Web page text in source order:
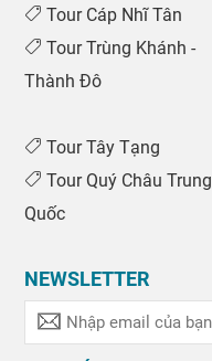
Tour Cáp Nhĩ Tân
Tour Trùng Khánh -
Thành Đô
Tour Tây Tạng
Tour Quý Châu Trung
Quốc
NEWSLETTER